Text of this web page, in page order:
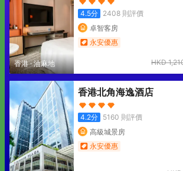
香港·油麻地
4.5分 2408則評價
卓智客房
永安優惠
HKD
香港北角海逸酒店
4.2分 5160 則評價
高級城景房
永安優惠